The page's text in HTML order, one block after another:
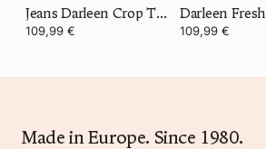
Jeans Darleen Crop TU Fringe
109,99 €
Darleen Fresh
109,99 €
Made in Europe. Since 1980.